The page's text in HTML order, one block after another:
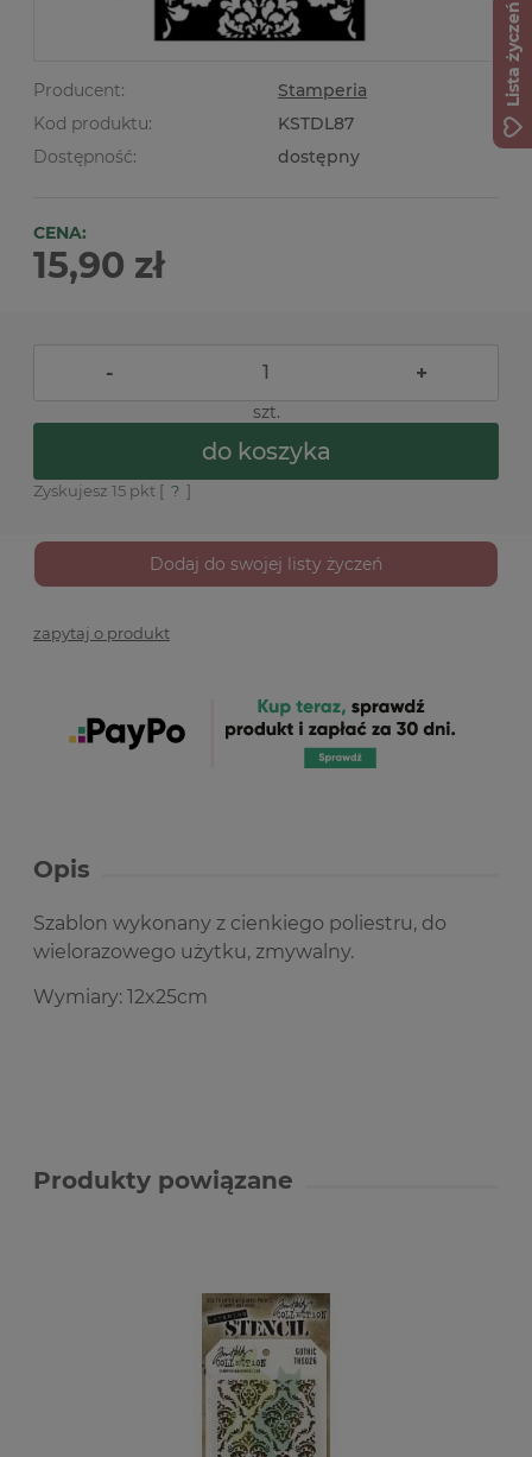
Producent:
Stamperia
Kod produktu:
KSTDL87
Dostępność:
dostępny
CENA:
15,90 zł
- +
szt.
do koszyka
Zyskujesz 15 pkt [ ? ]
Dodaj do swojej listy życzeń
zapytaj o produkt
Opis
Szablon wykonany z cienkiego poliestru, do
wielorazowego użytku, zmywalny.
Wymiary: 12x25cm
Produkty powiązane
Lista życzeń